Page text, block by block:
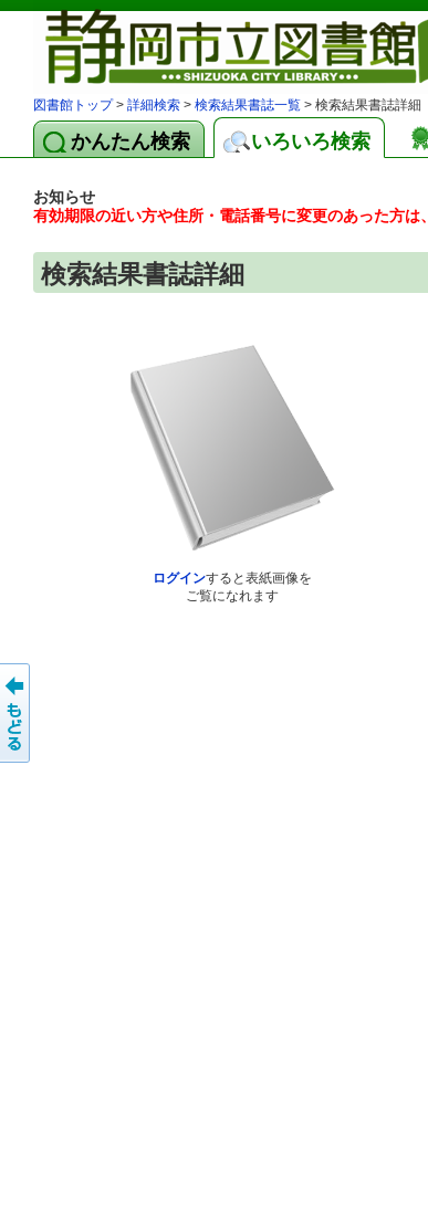
図書館トップ> 詳細検索 > 検索結果書誌一覧 > 検索結果書誌詳細
かんたん検索 いろいろ検索
お知らせ
有効期限の近い方や住所・電話番号に変更のあった方は、
検索結果書誌詳細
ログインすると表紙画像を
ご覧になれます